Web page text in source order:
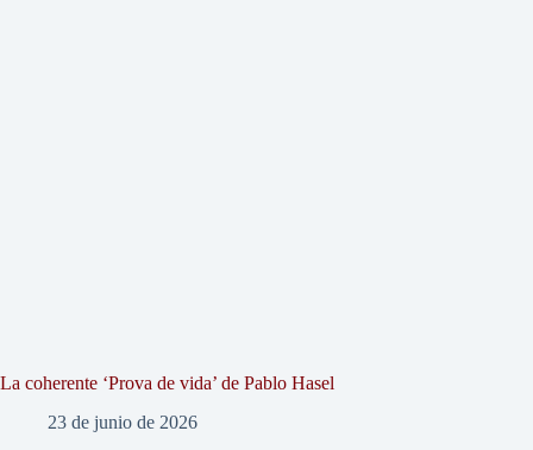
La coherente ‘Prova de vida’ de Pablo Hasel
23 de junio de 2026